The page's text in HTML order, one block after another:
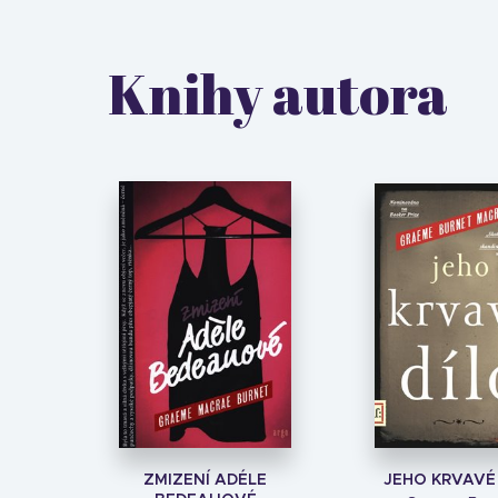
Knihy autora
ZMIZENÍ ADÉLE
JEHO